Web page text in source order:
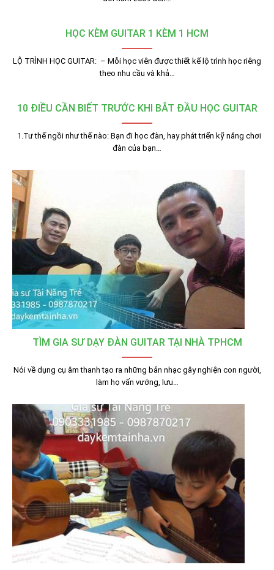
HỌC KÈM GUITAR 1 KÈM 1 HCM
LỘ TRÌNH HỌC GUITAR: – Mỗi học viên được thiết kế lộ trình học riêng
theo nhu cầu và khả…
10 ĐIỀU CẦN BIẾT TRƯỚC KHI BẮT ĐẦU HỌC GUITAR
1.Tư thế ngồi như thế nào: Bạn đi học đàn, hay phát triển kỹ năng chơi
đàn của bạn…
TÌM GIA SƯ DẠY ĐÀN GUITAR TẠI NHÀ TPHCM
Nói về dụng cụ âm thanh tạo ra những bản nhạc gây nghiện con người,
làm họ vấn vướng, lưu…